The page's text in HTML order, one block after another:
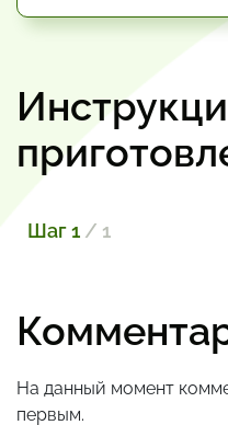
Шаг 1 / 1
На данный момент
первым.